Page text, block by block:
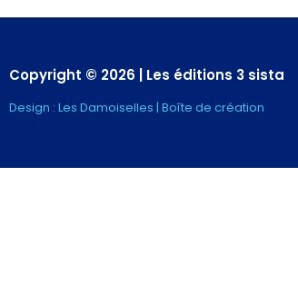
Copyright © 2026 | Les éditions 3 sista
Design : Les Damoiselles | Boîte de création